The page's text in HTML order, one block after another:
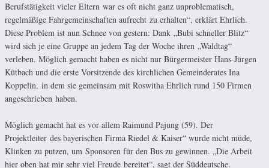
Berufstätigkeit vieler Eltern war es oft nicht ganz unproblematisch,
regelmäßige Fahrgemeinschaften aufrecht zu erhalten“, erklärt Ehrlich.
Diese Problem ist nun Schnee von gestern: Dank „Bubi schneller Blitz“
wird sich je eine Gruppe an jedem Tag der Woche ihren „Waldtag“
verleben. Möglich gemacht haben es nicht nur Bürgermeister Hans-Jürgen
Kütbach und die erste Vorsitzende des kirchlichen Gemeinderates Ina
Koppelin, in dem sie gemeinsam mit Roswitha Ehrlich rund 150 Firmen
angeschrieben haben.
Möglich gemacht hat es vor allem Raimund Pajung (59). Der
Projektleiter des bayerischen Firma Riedel & Kaiser“ wurde nicht müde,
Klinken zu putzen, um Sponsoren für den Bus zu gewinnen. „Die Arbeit
hier oben hat mir sehr viel Freude bereitet“, sagt der Süddeutsche.